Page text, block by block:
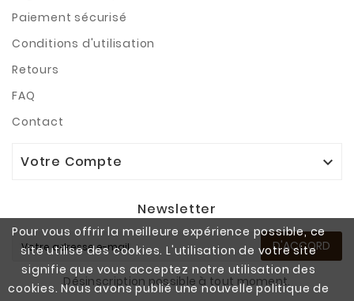
Pour vous offrir la meilleure expérience possible, ce
site utilise des cookies. L'utilisation de votre site
signifie que vous acceptez notre utilisation des
cookies. Nous avons publié une nouvelle politique de
Paiement sécurisé
Conditions d'utilisation
Retours
FAQ
Contact
Votre Compte 
Newsletter
D'ACCORD
Désinscription possible à tout moment.